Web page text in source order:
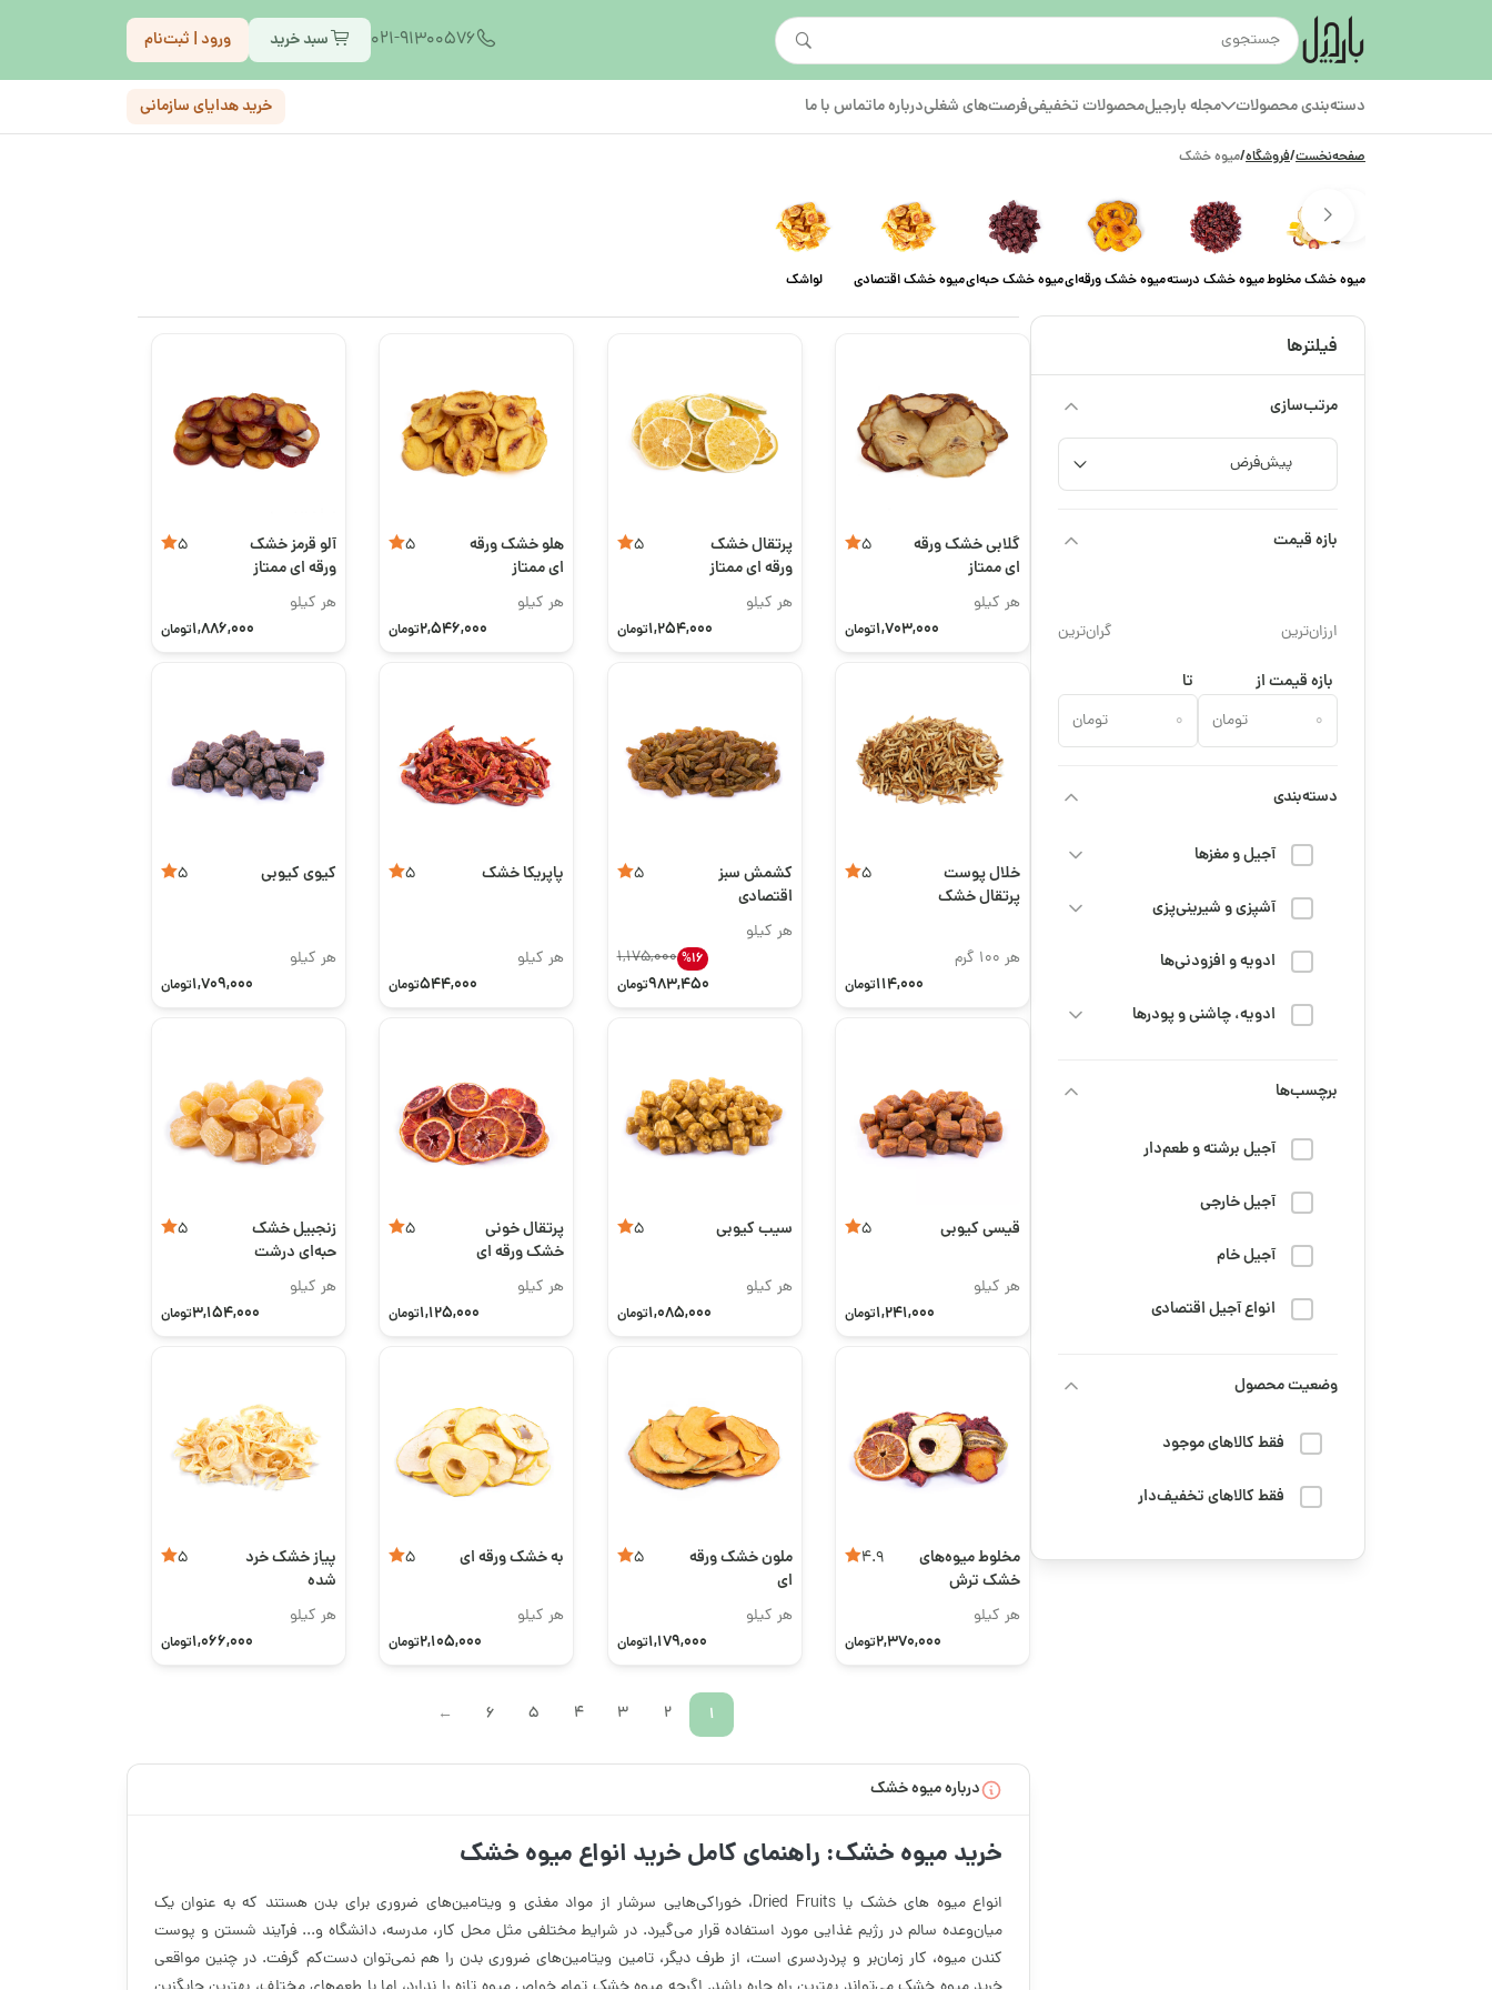
021-91300576 سبد خرید ورود | ثبت‌نام
دسته‌بندی محصولات مجله بارجیلمحصولات تخفیفیفرصت‌های شغلیدرباره ماتماس با ما خرید هدایای سازمانی
صفحه‌نخست/فروشگاه/میوه خشک
میوه خشک مخلوطمیوه خشک درستهمیوه خشک ورقه‌ایمیوه خشک حبه‌ایمیوه خشک اقتصادی لواشک
فیلترها
مرتب‌سازی
بازه قیمت
ارزان‌ترین گران‌ترین
بازه قیمت از
تومان
تا
تومان
دسته‌بندی
آجیل و مغزها
آشپزی و شیرینی‌پزی
ادویه و افزودنی‌ها
ادویه، چاشنی و پودرها
مزه و تنقلات
مهمانی، پذیرایی و مناسبتی
میوه خشک
برچسب‌ها
آجیل برشته و طعم‌دار
آجیل خارجی
آجیل خام
انواع آجیل اقتصادی
وضعیت محصول
فقط کالاهای موجود
فقط کالاهای تخفیف‌دار
گلابی خشک ورقه
ای ممتاز
5
هر کیلو
1,703,000تومان
پرتقال خشک
ورقه ای ممتاز
5
هر کیلو
1,254,000تومان
هلو خشک ورقه‌
ای ممتاز
5
هر کیلو
2,546,000تومان
آلو قرمز خشک
ورقه‌ ای ممتاز
5
هر کیلو
1,886,000تومان
خلال پوست
پرتقال خشک
5
هر 100 گرم
114,000تومان
کشمش سبز
اقتصادی
5
هر کیلو
%16
1,175,000
983,450تومان
پاپریکا خشک 5
هر کیلو
544,000تومان
کیوی کیوبی 5
هر کیلو
1,709,000تومان
قیسی کیوبی 5
هر کیلو
1,241,000تومان
سیب کیوبی 5
هر کیلو
1,085,000تومان
پرتقال خونی
خشک ورقه ای
5
هر کیلو
1,125,000تومان
زنجبیل خشک
حبه‌ای درشت
5
هر کیلو
3,154,000تومان
مخلوط میوه‌های
خشک ترش
4.9
هر کیلو
2,370,000تومان
ملون خشک ورقه
ای
5
هر کیلو
1,179,000تومان
به خشک ورقه ای 5
هر کیلو
2,105,000تومان
پیاز خشک خرد
شده
5
هر کیلو
1,066,000تومان
1
2
3
4
5
6
→
درباره میوه خشک
خرید میوه خشک: راهنمای کامل خرید انواع میوه خشک
انواع میوه های خشک یا Dried Fruits، خوراکی‌هایی سرشار از مواد مغذی و ویتامین‌های ضروری برای بدن هستند که به عنوان یک
میان‌وعده سالم در رژیم غذایی مورد استفاده قرار می‌گیرد. در شرایط مختلفی مثل محل کار، مدرسه، دانشگاه و... فرآیند شستن و پوست
کندن میوه، کار زمان‌بر و پردردسری است، از طرف دیگر، تامین ویتامین‌های ضروری بدن را هم نمی‌توان دست‌کم گرفت. در چنین مواقعی